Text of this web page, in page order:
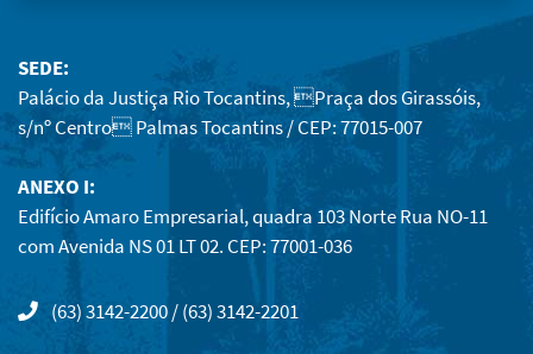
SEDE:
Palácio da Justiça Rio Tocantins, Praça dos Girassóis,
s/nº Centro Palmas Tocantins / CEP: 77015-007
ANEXO I:
Edifício Amaro Empresarial, quadra 103 Norte Rua NO-11
com Avenida NS 01 LT 02. CEP: 77001-036
(63) 3142-2200 / (63) 3142-2201